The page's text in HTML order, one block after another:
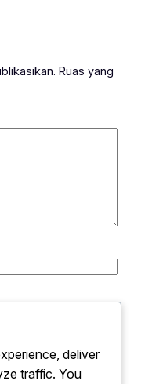
Ruas yang
deliver
traffic. You